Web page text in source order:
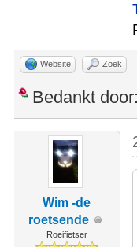
Website Zoek
Bedankt door:
Wim -de
roetsende
Roeifietser